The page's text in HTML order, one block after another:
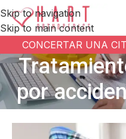
Skip to navigation
Skip to main content
CONCERTAR UNA
por